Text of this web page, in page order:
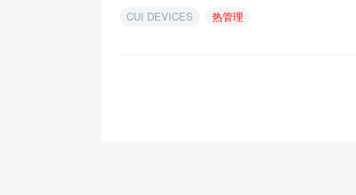
CUI DEVICES 热管理